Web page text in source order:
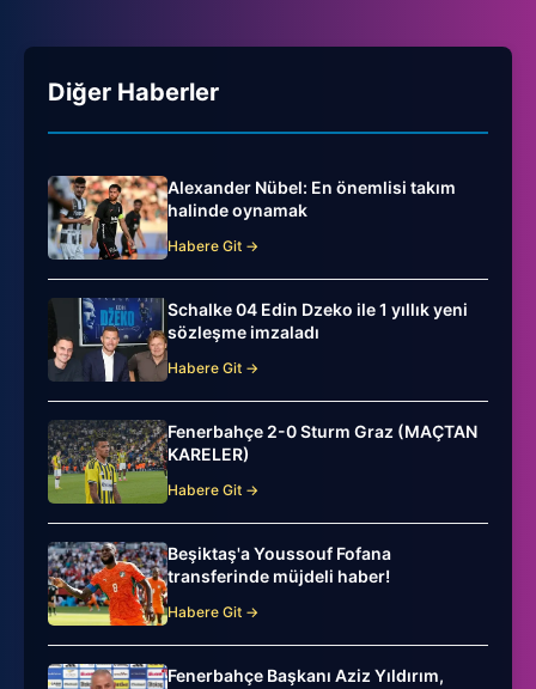
Diğer Haberler
Alexander Nübel: En önemlisi takım
halinde oynamak
Habere Git →
Schalke 04 Edin Dzeko ile 1 yıllık yeni
sözleşme imzaladı
Habere Git →
Fenerbahçe 2-0 Sturm Graz (MAÇTAN
KARELER)
Habere Git →
Beşiktaş'a Youssouf Fofana
transferinde müjdeli haber!
Habere Git →
Fenerbahçe Başkanı Aziz Yıldırım,